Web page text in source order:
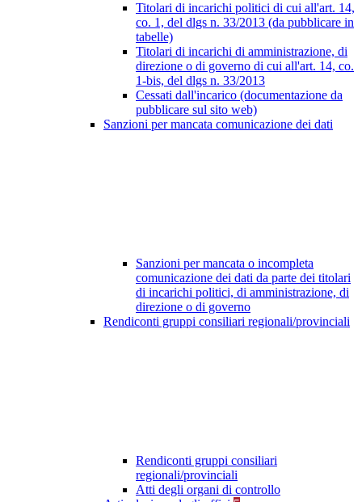
Titolari di incarichi politici di cui all'art. 14,
co. 1, del dlgs n. 33/2013 (da pubblicare in
tabelle)
Titolari di incarichi di amministrazione, di
direzione o di governo di cui all'art. 14, co.
1-bis, del dlgs n. 33/2013
Cessati dall'incarico (documentazione da
pubblicare sul sito web)
Sanzioni per mancata comunicazione dei dati
Sanzioni per mancata o incompleta
comunicazione dei dati da parte dei titolari
di incarichi politici, di amministrazione, di
direzione o di governo
Rendiconti gruppi consiliari regionali/provinciali
Rendiconti gruppi consiliari
regionali/provinciali
Atti degli organi di controllo